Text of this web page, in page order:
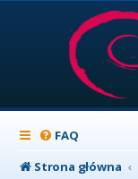
FAQ
Strona główna